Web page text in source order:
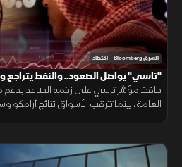
الشرق Bloomberg اقتصاد
"تاسي" يواصل الصعود.. والنفط يتراجع
واشنطن وطهران
حافظ مؤشر تاسي على زخمه الصاعد بدعم
العامة، بينما تترقب الأسواق نتائج